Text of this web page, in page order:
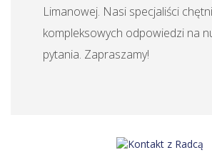
Limanowej. Nasi specjaliści
kompleksowych odpowiedzi na
pytania. Zapraszamy!